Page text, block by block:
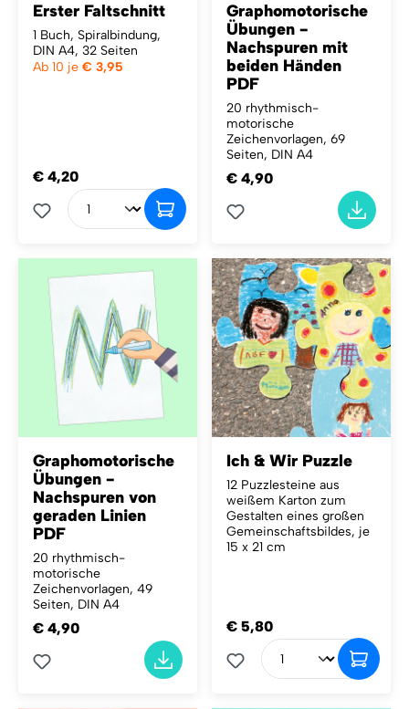
Erster Faltschnitt
1 Buch, Spiralbindung,
DIN A4, 32 Seiten
Ab 10 je € 3,95
€ 4,20
Graphomotorische
Übungen -
Nachspuren mit
beiden Händen
PDF
20 rhythmisch-
motorische
Zeichenvorlagen, 69
Seiten, DIN A4
€ 4,90
Graphomotorische
Übungen -
Nachspuren von
geraden Linien
PDF
20 rhythmisch-
motorische
Zeichenvorlagen, 49
Seiten, DIN A4
€ 4,90
Ich & Wir Puzzle
12 Puzzlesteine aus
weißem Karton zum
Gestalten eines großen
Gemeinschaftsbildes, je
15 x 21 cm
€ 5,80